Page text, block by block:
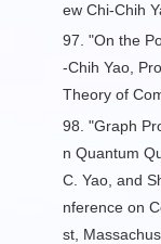
ew Chi-Chih
97. "On the
-Chih Yao,
Theory of
98. "Graph
n Quantum
C. Yao, and
nference on
st,